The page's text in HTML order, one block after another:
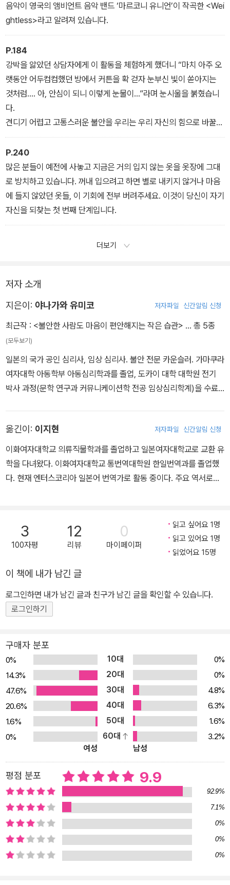
음악이 영국의 앰비언트 음악 밴드 ‘마르코니 유니언’이 작곡한 <Wei
ghtless>라고 알려져 있습니다.
P.184
강박을 앓았던 상담자에게 이 활동을 체험하게 했더니 “마치 아주 오
랫동안 어두컴컴했던 방에서 커튼을 확 걷자 눈부신 빛이 쏟아지는
것처럼…. 아, 안심이 되니 이렇게 눈물이…”라며 눈시울을 붉혔습니
다.
견디기 어렵고 고통스러운 불안을 우리는 우리 자신의 힘으로 바꿀
수 있습니다. 통제할 수 있습니다. 이 사실을 아는 것만으로 문득 마음
이 편해지는 것 같지요.
P.240
많은 분들이 예전에 사놓고 지금은 거의 입지 않는 옷을 옷장에 그대
로 방치하고 있습니다. 꺼내 입으려고 하면 별로 내키지 않거나 마음
에 들지 않았던 옷들, 이 기회에 전부 버려주세요. 이것이 당신이 자기
자신을 되찾는 첫 번째 단계입니다.
더보기
저자 소개
지은이: 야나가와 유미코 저자파일 신간알림 신청
최근작 : <불안한 사람도 마음이 편안해지는 작은 습관> … 총 5종
(모두보기)
일본의 국가 공인 심리사, 임상 심리사. 불안 전문 카운슬러. 가마쿠라
여자대학 아동학부 아동심리학과를 졸업, 도카이 대학 대학원 전기
박사 과정(문학 연구과 커뮤니케이션학 전공 임상심리학계)을 수료
고 있는 세이브룩 대학 대학원에서 심리학자 모린 오하라 총장에게
직접 지도를 받는다. 인간의 행복에 관한 과학적 학문 ‘긍정 심리학(P
ositive psychology)’, 뇌와 심리에 관한 취급설명서라 불리는 ‘신
경언어 프로그래밍(NLP)’의 트레이너 자격증을 보유하고 있다. 스스
뜻한 상담, 불안 증상에 대한 과학적인 근거와 구조를 기반으로 한 실
천형 카운슬링이 높은 평가를 받으면서 일본 각지에서 상담자가 쇄도
회가 넘는 개인 세션을 통해서 상담자의 공통적인 패턴을 발견, 우울
과 불안을 근본적으로 개선하는 ‘안심 마인드 프로그램’을 제공하고
있다.
옮긴이: 이지현 저자파일 신간알림 신청
이화여자대학교 의류직물학과를 졸업하고 일본여자대학교로 교환 유
학을 다녀왔다. 이화여자대학교 통번역대학원 한일번역과를 졸업했
다. 현재 엔터스코리아 일본어 번역가로 활동 중이다. 주요 역서로는
《생각법이 달라지는 스탠퍼드 교육법》, 《칭찬이 아이를 망친다》, 《흘
러넘치도록 사랑하라》 등이 있다.
3
100자평
12
리뷰
0
마이페이퍼
읽고 싶어요 1명
읽고 있어요 1명
읽었어요 15명
이 책에 내가 남긴 글
로그인하면 내가 남긴 글과 친구가 남긴 글을 확인할 수 있습니다.
로그인하기
구매자 분포
0% 10대
0%
14.3%
20대
0%
47.6%
30대
4.8%
20.6%
40대
6.3%
1.6%
50대
1.6%
0%
60대
3.2%
여성
남성
평점 분포 9.9
92.9%
7.1%
0%
0%
0%